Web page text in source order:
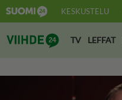
KESKUSTELU
Suomi24 Viihde
TV LEFFAT